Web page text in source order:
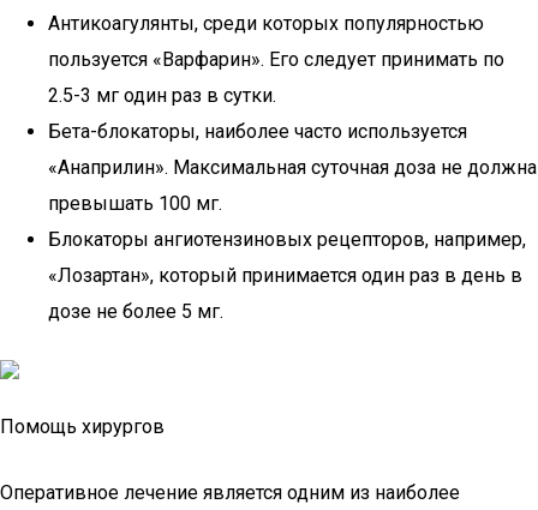
Антикоагулянты, среди которых популярностью
пользуется «Варфарин». Его следует принимать по
2.5-3 мг один раз в сутки.
Бета-блокаторы, наиболее часто используется
«Анаприлин». Максимальная суточная доза не должна
превышать 100 мг.
Блокаторы ангиотензиновых рецепторов, например,
«Лозартан», который принимается один раз в день в
дозе не более 5 мг.
Помощь хирургов
Оперативное лечение является одним из наиболее